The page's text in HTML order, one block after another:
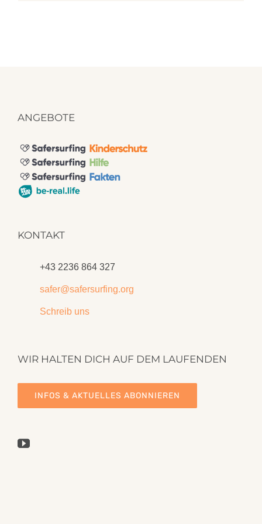
ANGEBOTE
KONTAKT
+43 2236 864 327
safer@safersurfing.org
Schreib uns
WIR HALTEN DICH AUF DEM LAUFENDEN
INFOS & AKTUELLES ABONNIEREN